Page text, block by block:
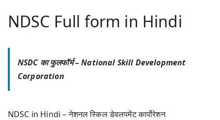
NDSC Full form in Hindi
NSDC का फुलफॉर्म –National Skill Development
Corporation
NDSC in Hindi – नेशनल स्किल डेवलपमेंट कार्पोरेशन